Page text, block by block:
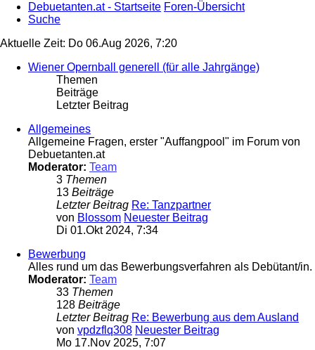
Debuetanten.at - Startseite Foren-Übersicht
Suche
Aktuelle Zeit: Do 06.Aug 2026, 7:20
Wiener Opernball generell (für alle Jahrgänge)
Themen
Beiträge
Letzter Beitrag
Allgemeines
Allgemeine Fragen, erster "Auffangpool" im Forum von
Debuetanten.at
Moderator: Team
3 Themen
13 Beiträge
Letzter Beitrag Re: Tanzpartner
von Blossom Neuester Beitrag
Di 01.Okt 2024, 7:34
Bewerbung
Alles rund um das Bewerbungsverfahren als Debütant/in.
Moderator: Team
33 Themen
128 Beiträge
Letzter Beitrag Re: Bewerbung aus dem Ausland
von vpdzflq308 Neuester Beitrag
Mo 17.Nov 2025, 7:07